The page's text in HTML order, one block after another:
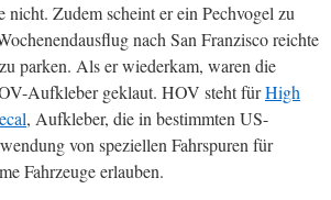
nicht. Zudem scheint er ein Pechvogel zu
nach San Franzisco reichte
parken. Als er wiederkam, waren die
Aufkleber geklaut. HOV steht fürHigh
, Aufkleber, die in bestimmten US-
von speziellen Fahrspuren für
Fahrzeuge erlauben.